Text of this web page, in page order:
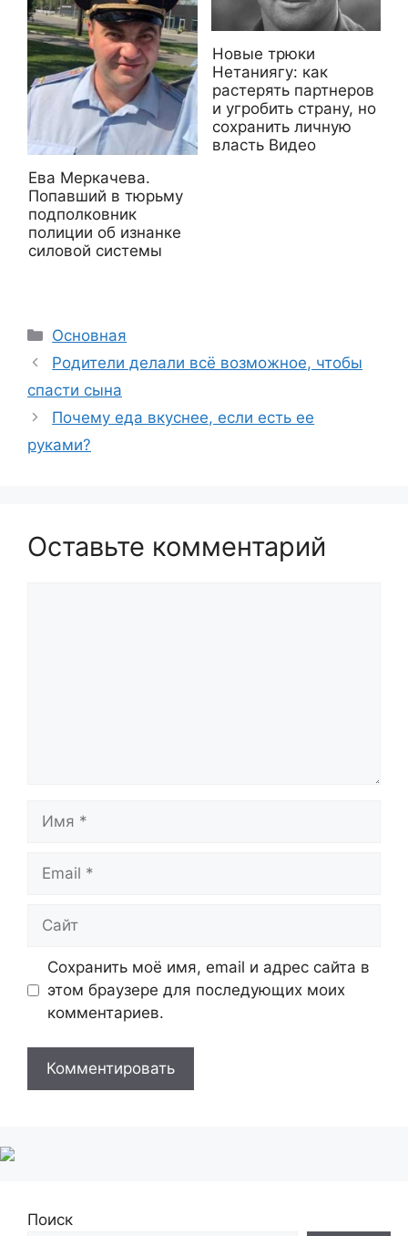
Ева Меркачева.
Попавший в тюрьму
подполковник
полиции об изнанке
силовой системы
Новые трюки
Нетаниягу: как
растерять партнеров
и угробить страну, но
сохранить личную
власть Видео
Рубрики
Основная
Родители делали всё возможное, чтобы
спасти сына
Почему еда вкуснее, если есть ее
руками?
Оставьте комментарий
Сохранить моё имя, email и адрес сайта в
этом браузере для последующих моих
комментариев.
Поиск